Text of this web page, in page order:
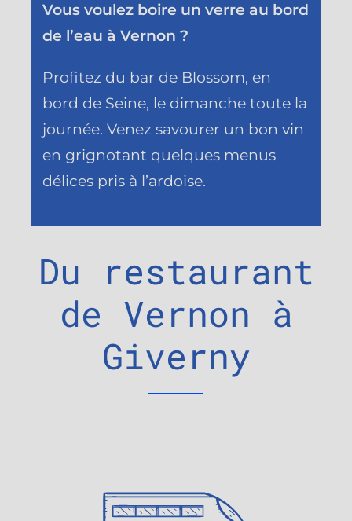
Vous voulez boire un verre au bord
de l’eau à Vernon ?
Profitez du bar de Blossom, en
bord de Seine, le dimanche toute la
journée. Venez savourer un bon vin
en grignotant quelques menus
délices pris à l’ardoise.
Du restaurant
de Vernon à
Giverny